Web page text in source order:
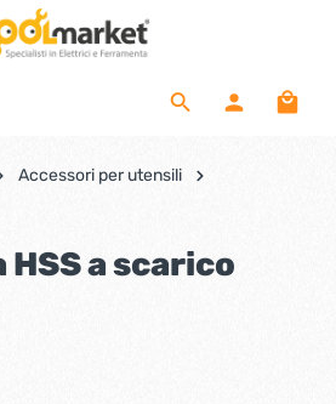
Accessori per utensili
HSS a scarico